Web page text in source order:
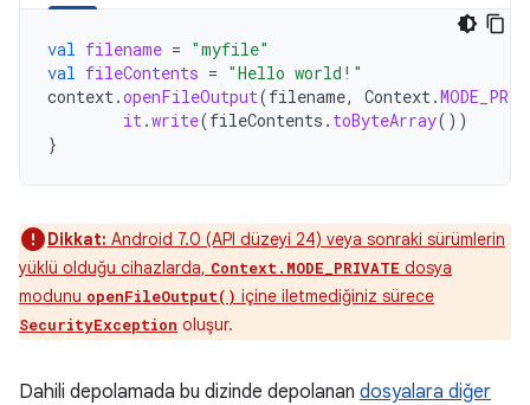
val filename = "myfile"
val fileContents = "Hello world!"
context.openFileOutput(filename, Context.
it.write(fileContents . toByteArray())
}
Dikkat: Android 7.0 (API düzeyi 24) veya sonraki sürümlerin
yüklü olduğu cihazlarda, Context.MODE_PRIVATE dosya
modunu openFileOutput() içine iletmediğiniz sürece
SecurityException oluşur.
Dahili depolamada bu dizinde depolanan dosyalara diğer